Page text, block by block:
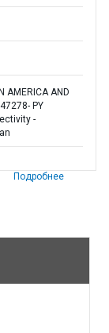
AMERICA AND
PY
-
Подробнее